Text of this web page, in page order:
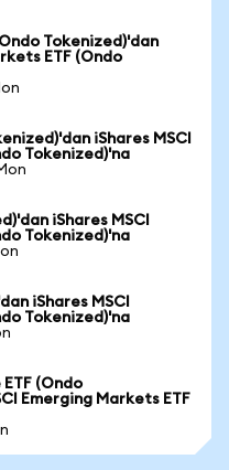
Tokenized)'dan
ETF (Ondo
iShares MSCI
Tokenized)'na
iShares MSCI
Tokenized)'na
iShares MSCI
Tokenized)'na
(Ondo
Emerging Markets ETF